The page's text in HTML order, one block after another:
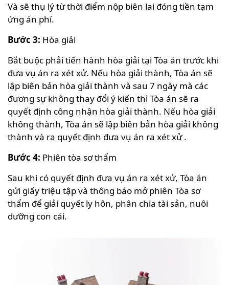
Và sẽ thụ lý từ thời điểm nộp biên lai đóng tiền tạm
ứng án phí.
Bước 3: Hòa giải
Bắt buộc phải tiến hành hòa giải tại Tòa án trước khi
đưa vụ án ra xét xử. Nếu hòa giải thành, Tòa án sẽ
lập biên bản hòa giải thành và sau 7 ngày mà các
đương sự không thay đổi ý kiến thì Tòa án sẽ ra
quyết định công nhận hòa giải thành. Nếu hòa giải
không thành, Tòa án sẽ lập biên bản hòa giải không
thành và ra quyết định đưa vụ án ra xét xử .
Bước 4: Phiên tòa sơ thẩm
Sau khi có quyết định đưa vụ án ra xét xử, Tòa án
gửi giấy triệu tập và thông báo mở phiên Tòa sơ
thẩm để giải quyết ly hôn, phân chia tài sản, nuôi
dưỡng con cái.